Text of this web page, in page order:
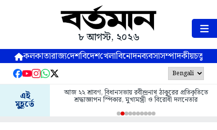
৮ আগস্ট, ২০২৬
কলকাতারাজ্যদেশবিদেশখেলাবিনোদনব্যবসাসম্পাদকীয়
এই
মুহূর্তে
আজ ২২ শ্রাবণ, বিধানসভায় রবীন্দ্রনাথ ঠাকুরের প্রতিকৃতিতে
শ্রদ্ধাজ্ঞাপন স্পিকার, মুখ্যমন্ত্রী ও বিরোধী দলনেতার